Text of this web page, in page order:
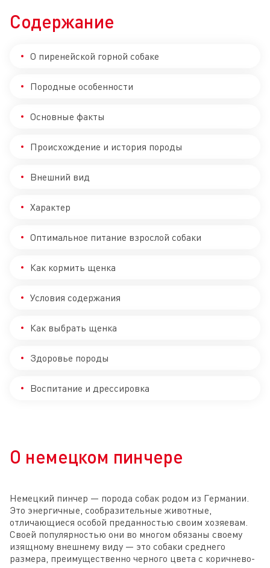
Содержание
О пиренейской горной собаке
Породные особенности
Основные факты
Происхождение и история породы
Внешний вид
Характер
Оптимальное питание взрослой собаки
Как кормить щенка
Условия содержания
Как выбрать щенка
Здоровье породы
Воспитание и дрессировка
О немецком пинчере
Немецкий пинчер — порода собак родом из Германии.
Это энергичные, сообразительные животные,
отличающиеся особой преданностью своим хозяевам.
Своей популярностью они во многом обязаны своему
изящному внешнему виду — это собаки среднего
размера, преимущественно черного цвета с коричнево-